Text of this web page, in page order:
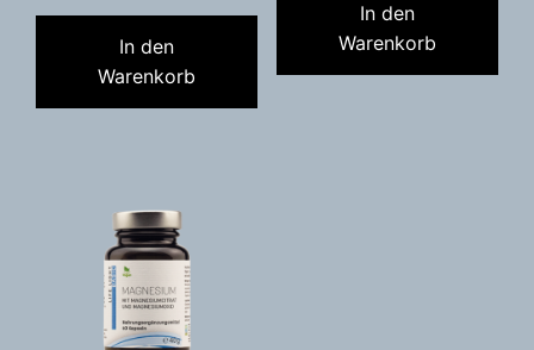
In den
Warenkorb
In den
Warenkorb